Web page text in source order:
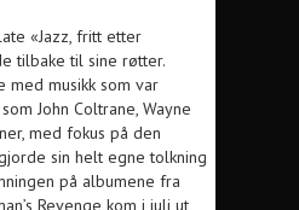
«Jazz, fritt etter
tilbake til sine røtter.
med musikk som var
John Coltrane, Wayne
med fokus på den
sin helt egne tolkning
på albumene fra
Revenge kom i juli ut